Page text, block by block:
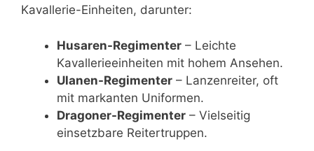
Kavallerie-Einheiten, darunter:
Husaren-Regimenter – Leichte
Kavallerieeinheiten mit hohem Ansehen.
Ulanen-Regimenter – Lanzenreiter, oft
mit markanten Uniformen.
Dragoner-Regimenter – Vielseitig
einsetzbare Reitertruppen.